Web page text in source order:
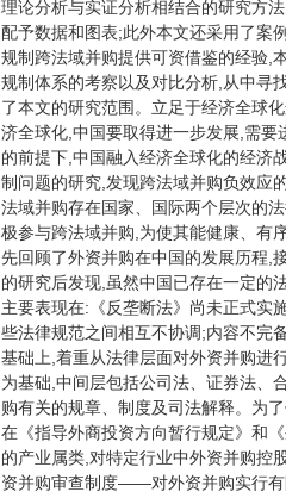
理论分析与实证分析相结合的研究方
配予数据和图表;此外本文还采用了案
规制跨法域并购提供可资借鉴的经验,
规制体系的考察以及对比分析,从中寻
了本文的研究范围。立足于经济全球
济全球化,中国要取得进一步发展,需
的前提下,中国融入经济全球化的经济
制问题的研究,发现跨法域并购负效应
法域并购存在国家、国际两个层次的
极参与跨法域并购,为使其能健康、有
先回顾了外资并购在中国的发展历程,
的研究后发现,虽然中国已存在一定的
主要表现在:《反垄断法》尚未正式实
些法律规范之间相互不协调;内容不完
基础上,着重从法律层面对外资并购进
为基础,中间层包括公司法、证券法、
购有关的规章、制度及司法解释。为
在《指导外商投资方向暂行规定》和
的产业属类,对特定行业中外资并购控
资并购审查制度——对外资并购实行有